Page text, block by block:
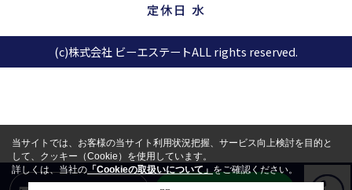
定休日 水
(c)株式会社 ビーエステートALL rights reserved.
当サイトでは、お客様の当サイト利用状況把握、サービス向上検討を目的と
して、クッキー（Cookie）を使用しています。
詳しくは、当社の「Cookieの取扱いについて」をご確認ください。